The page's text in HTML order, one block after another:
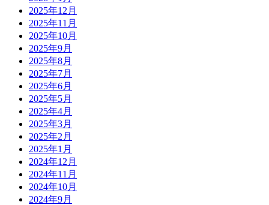
2025年12月
2025年11月
2025年10月
2025年9月
2025年8月
2025年7月
2025年6月
2025年5月
2025年4月
2025年3月
2025年2月
2025年1月
2024年12月
2024年11月
2024年10月
2024年9月